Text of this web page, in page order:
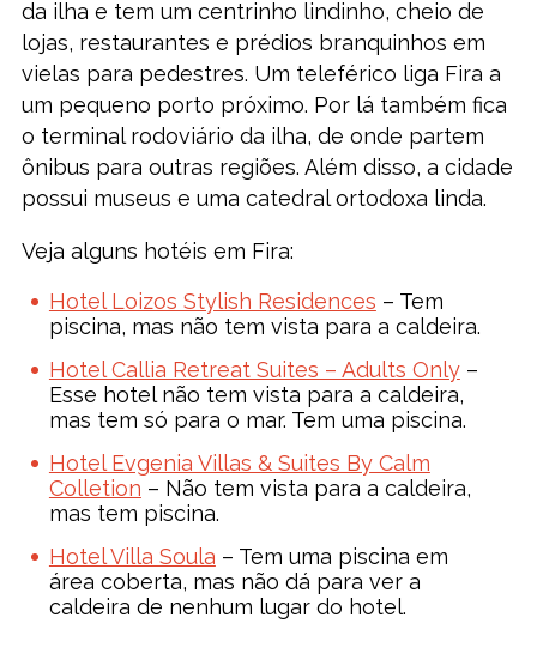
da ilha e tem um centrinho lindinho, cheio de
lojas, restaurantes e prédios branquinhos em
vielas para pedestres. Um teleférico liga Fira a
um pequeno porto próximo. Por lá também fica
o terminal rodoviário da ilha, de onde partem
ônibus para outras regiões. Além disso, a cidade
possui museus e uma catedral ortodoxa linda.
Veja alguns hotéis em Fira:
Hotel Loizos Stylish Residences – Tem
piscina, mas não tem vista para a caldeira.
Hotel Callia Retreat Suites – Adults Only–
Esse hotel não tem vista para a caldeira,
mas tem só para o mar. Tem uma piscina.
Hotel Evgenia Villas & Suites By Calm
Colletion – Não tem vista para a caldeira,
mas tem piscina.
Hotel Villa Soula – Tem uma piscina em
área coberta, mas não dá para ver a
caldeira de nenhum lugar do hotel.